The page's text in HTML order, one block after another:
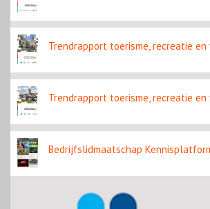
Trendrapport toerisme, recreatie
Trendrapport toerisme, recreatie
Bedrijfslidmaatschap